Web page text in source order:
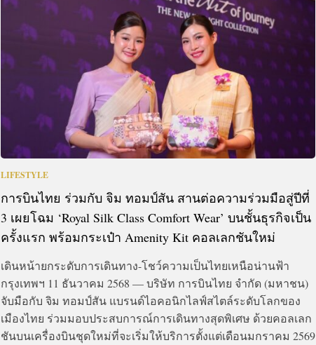
LIFESTYLE
การบินไทย ร่วมกับ จิม ทอมป์สัน สานต่อความร่วมมือสู่ปีที่
3 เผยโฉม ‘Royal Silk Class Comfort Wear’ บนชั้นธุรกิจเป็น
ครั้งแรก พร้อมกระเป๋า Amenity Kit คอลเลกชันใหม่
เดินหน้ายกระดับการเดินทาง-โชว์ความเป็นไทยเหนือน่านฟ้า
กรุงเทพฯ 11 ธันวาคม 2568 — บริษัท การบินไทย จำกัด (มหาชน)
จับมือกับ จิม ทอมป์สัน แบรนด์ไอคอนิกไลฟ์สไตล์ระดับโลกของ
เมืองไทย ร่วมมอบประสบการณ์การเดินทางสุดพิเศษ ด้วยคอลเลก
ชันบนเครื่องบินชุดใหม่ที่จะเริ่มให้บริการตั้งแต่เดือนมกราคม 2569